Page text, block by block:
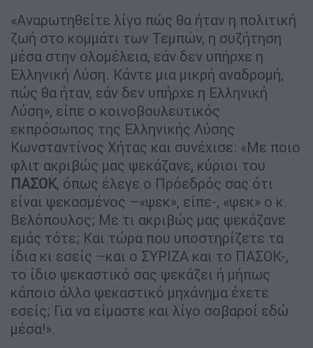
«Αναρωτηθείτε λίγο πώς θα ήταν η πολιτική
ζωή στο κομμάτι των Τεμπών, η συζήτηση
μέσα στην ολομέλεια, εάν δεν υπήρχε η
Ελληνική Λύση. Κάντε μια μικρή αναδρομή,
πώς θα ήταν, εάν δεν υπήρχε η Ελληνική
Λύση», είπε ο κοινοβουλευτικός
εκπρόσωπος της Ελληνικής Λύσης
Κωνσταντίνος Χήτας και συνέχισε: «Με ποιο
φλιτ ακριβώς μας ψεκάζανε, κύριοι του
ΠΑΣΟΚ, όπως έλεγε ο Πρόεδρός σας ότι
είναι ψεκασμένος –«ψεκ», είπε-, «ψεκ» ο κ.
Βελόπουλος; Με τι ακριβώς μας ψεκάζανε
εμάς τότε; Και τώρα που υποστηρίζετε τα
ίδια κι εσείς –και ο ΣΥΡΙΖΑ και το ΠΑΣΟΚ-,
το ίδιο ψεκαστικό σας ψεκάζει ή μήπως
κάποιο άλλο ψεκαστικό μηχάνημα έχετε
εσείς; Για να είμαστε και λίγο σοβαροί εδώ
μέσα!».